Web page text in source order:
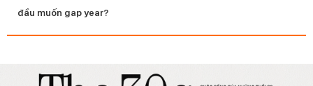
đầu muốn gap year?